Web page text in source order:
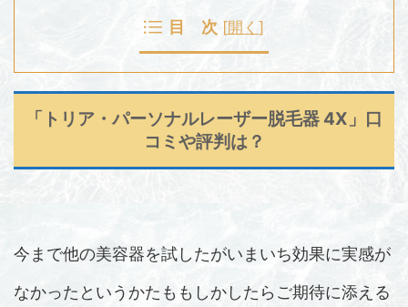
目 次 [開く ]
「トリア・パーソナルレーザー脱毛器 4X」口
コミや評判は？
今まで他の美容器を試したがいまいち効果に実感が
なかったというかたももしかしたらご期待に添える